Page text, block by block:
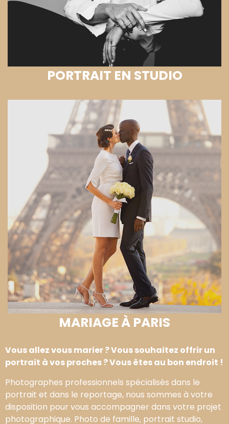
PORTRAIT EN STUDIO
MARIAGE À PARIS
Vous allez vous marier ? Vous souhaitez offrir un
portrait à vos proches ? Vous êtes au bon endroit !
Photographes professionnels spécialisés dans le
portrait et dans le reportage, nous sommes à votre
disposition pour vous accompagner dans votre projet
photographique. Photo de famille, portrait studio,